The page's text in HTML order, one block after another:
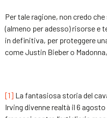
Per tale ragione, non credo
(almeno per adesso) risorse e
in definitiva, per proteggere
come Justin Bieber o
[1] La fantasiosa storia del
Irving divenne realtà il 6